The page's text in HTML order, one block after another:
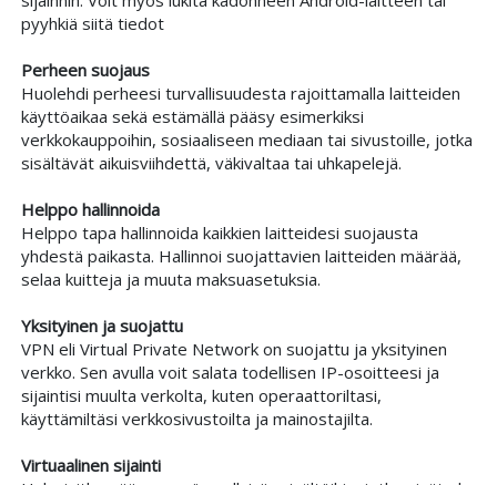
pyyhkiä siitä tiedot
Perheen suojaus
Huolehdi perheesi turvallisuudesta rajoittamalla laitteiden
käyttöaikaa sekä estämällä pääsy esimerkiksi
verkkokauppoihin, sosiaaliseen mediaan tai sivustoille, jotka
sisältävät aikuisviihdettä, väkivaltaa tai uhkapelejä.
Helppo hallinnoida
Helppo tapa hallinnoida kaikkien laitteidesi suojausta
yhdestä paikasta. Hallinnoi suojattavien laitteiden määrää,
selaa kuitteja ja muuta maksuasetuksia.
Yksityinen ja suojattu
VPN eli Virtual Private Network on suojattu ja yksityinen
verkko. Sen avulla voit salata todellisen IP-osoitteesi ja
sijaintisi muulta verkolta, kuten operaattoriltasi,
käyttämiltäsi verkkosivustoilta ja mainostajilta.
Virtuaalinen sijainti